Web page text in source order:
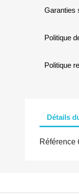
Garanties
Politique
Politique
Détails
Référence